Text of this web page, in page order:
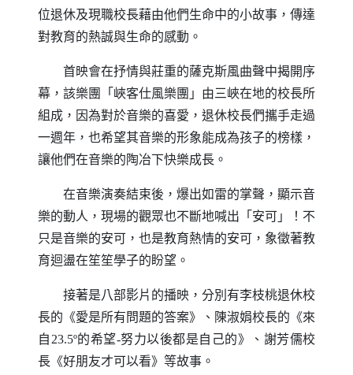
位退休及現職校長藉由他們生命中的小故事，傳達
對教育的熱誠與生命的感動。
首映會在抒情與莊重的薩克斯風曲聲中揭開序
幕，該樂團「峽客仕風樂團」由三峽在地的校長所
組成，因為對於音樂的喜愛，退休校長們攜手走過
一週年，也希望其音樂的形象能成為孩子的榜樣，
讓他們在音樂的陶冶下快樂成長。
在音樂演奏結束後，爆出如雷的掌聲，顯示音
樂的動人，現場的觀眾也不斷地喊出「安可」！不
只是音樂的安可，也是教育熱情的安可，象徵著教
育迴盪在笙笙學子的盼望。
接著是八部影片的播映，分別有李枝桃退休校
長的《愛是所有問題的答案》、陳淑娟校長的《來
自 23.5º的希望-努力以後都是自己的》、謝芳儒校
長《好朋友才可以看》等故事。